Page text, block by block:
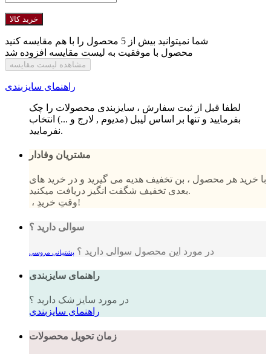
خرید کالا
شما نمیتوانید بیش از 5 محصول را با هم مقایسه کنید
محصول با موفقیت به لیست مقایسه افزوده شد
مشاهده لیست مقایسه
راهنمای سایزبندی
لطفا قبل از ثبت سفارش ، سایزبندی محصولات را چک
بفرمایید و تنها بر اساس لیبل (مدیوم , لارج و ...) انتخاب
نفرمایید.
مشتریان وفادار
با خرید هر محصول ، بن تخفیف هدیه می گیرید و در خرید های
بعدی تخفیف شگفت انگیز دریافت میکنید.
، وقتِ خریدِ!
سوالی دارید ؟
در مورد این محصول سوالی دارید ؟ پشتیبانی مروسی
راهنمای سایزبندی
در مورد سایز شک دارید ؟
راهنمای سایزبندی
زمان تحویل محصولات